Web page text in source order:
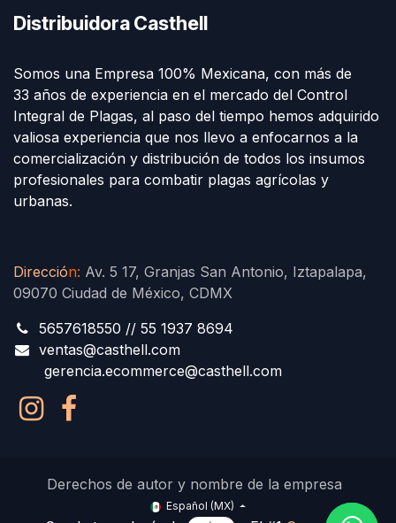
Distribuidora Casthell
Somos una Empresa 100% Mexicana, con más de
33 años de experiencia en el mercado del Control
Integral de Plagas, al paso del tiempo hemos adquirido
valiosa experiencia que nos llevo a enfocarnos a la
comercialización y distribución de todos los insumos
profesionales para combatir plagas agrícolas y
urbanas.
Dirección: Av. 5 17, Granjas San Antonio, Iztapalapa,
09070 Ciudad de México, CDMX
5657618550 // 55 1937 8694
ventas@casthell.com
gerencia.ecommerce@casthell.com
Derechos de autor y nombre de la empresa
Español (MX)